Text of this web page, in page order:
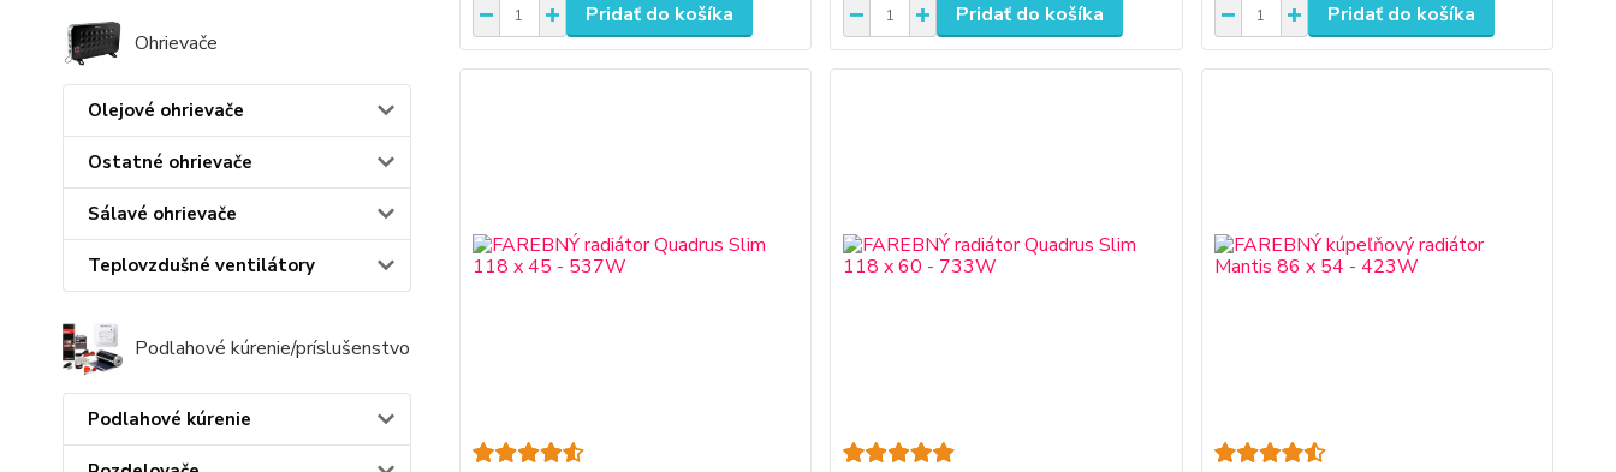
Ohrievače
Olejové ohrievače
Ostatné ohrievače
Sálavé ohrievače
Teplovzdušné ventilátory
Podlahové kúrenie/príslušenstvo
Podlahové kúrenie
Pridať do košíka Pridať do košíka Pridať do košíka